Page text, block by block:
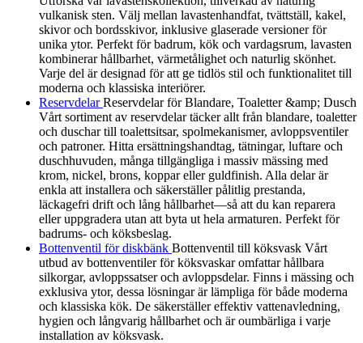
vulkanisk sten. Välj mellan lavastenhandfat, tvättställ, kakel,
skivor och bordsskivor, inklusive glaserade versioner för
unika ytor. Perfekt för badrum, kök och vardagsrum, lavasten
kombinerar hållbarhet, värmetålighet och naturlig skönhet.
Varje del är designad för att ge tidlös stil och funktionalitet till
moderna och klassiska interiörer.
ReservdelarReservdelar för Blandare, Toaletter &amp; Dusch
Vårt sortiment av reservdelar täcker allt från blandare, toaletter
och duschar till toalettsitsar, spolmekanismer, avloppsventiler
och patroner. Hitta ersättningshandtag, tätningar, luftare och
duschhuvuden, många tillgängliga i massiv mässing med
krom, nickel, brons, koppar eller guldfinish. Alla delar är
enkla att installera och säkerställer pålitlig prestanda,
läckagefri drift och lång hållbarhet—så att du kan reparera
eller uppgradera utan att byta ut hela armaturen. Perfekt för
badrums- och köksbeslag.
Bottenventil för diskbänk Bottenventil till köksvask Vårt
utbud av bottenventiler för köksvaskar omfattar hållbara
silkorgar, avloppssatser och avloppsdelar. Finns i mässing och
exklusiva ytor, dessa lösningar är lämpliga för både moderna
och klassiska kök. De säkerställer effektiv vattenavledning,
hygien och långvarig hållbarhet och är oumbärliga i varje
installation av köksvask.